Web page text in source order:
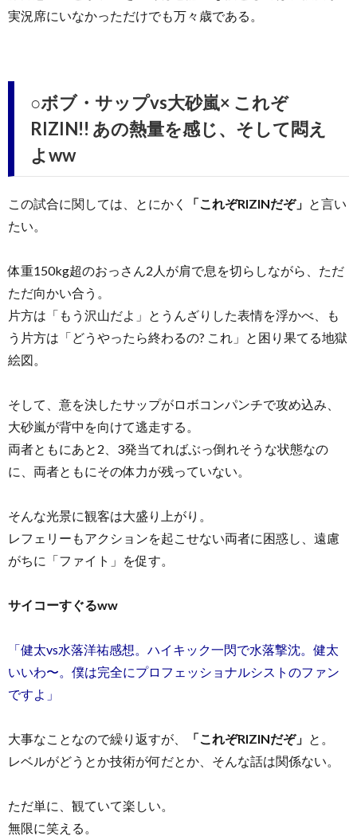
実況席にいなかっただけでも万々歳である。
○ボブ・サップvs大砂嵐× これぞ
RIZIN!! あの熱量を感じ、そして悶え
よww
この試合に関しては、とにかく 「これぞRIZINだぞ」 と言い
たい。
体重150kg超のおっさん2人が肩で息を切らしながら、ただ
ただ向かい合う。
片方は「もう沢山だよ」とうんざりした表情を浮かべ、も
う片方は「どうやったら終わるの? これ」と困り果てる地獄
絵図。
そして、意を決したサップがロボコンパンチで攻め込み、
大砂嵐が背中を向けて逃走する。
両者ともにあと2、3発当てればぶっ倒れそうな状態なの
に、両者ともにその体力が残っていない。
そんな光景に観客は大盛り上がり。
レフェリーもアクションを起こせない両者に困惑し、遠慮
がちに「ファイト」を促す。
サイコーすぐるww
「健太vs水落洋祐感想。ハイキック一閃で水落撃沈。健太
いいわ〜。僕は完全にプロフェッショナルシストのファン
ですよ」
大事なことなので繰り返すが、 「これぞRIZINだぞ」 と。
レベルがどうとか技術が何だとか、そんな話は関係ない。
ただ単に、観ていて楽しい。
無限に笑える。